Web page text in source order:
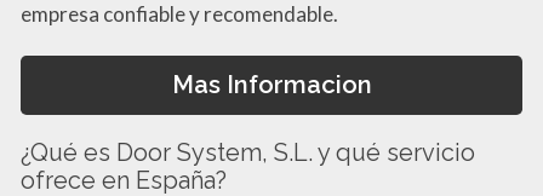
empresa confiable y recomendable.
Mas Informacion
¿Qué es Door System, S.L. y qué servicio
ofrece en España?